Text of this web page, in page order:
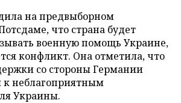
на предвыборном
что страна будет
военную помощь Украине,
конфликт. Она отметила, что
со стороны Германии
к неблагоприятным
Украины.